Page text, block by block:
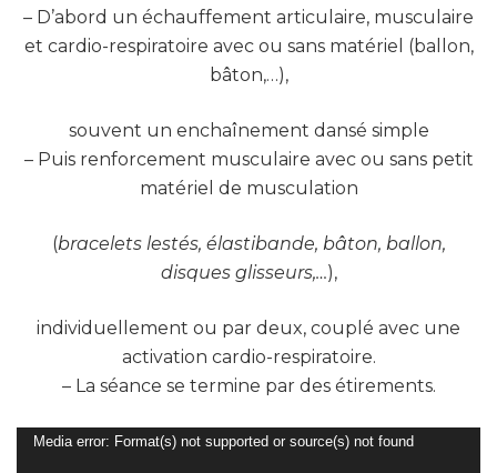
– D’abord un échauffement articulaire, musculaire
et cardio-respiratoire avec ou sans matériel (ballon,
bâton,…),
souvent un enchaînement dansé simple
– Puis renforcement musculaire avec ou sans petit
matériel de musculation
(bracelets lestés, élastibande, bâton, ballon,
disques glisseurs,…),
individuellement ou par deux, couplé avec une
activation cardio-respiratoire.
– La séance se termine par des étirements.
Lecteur
Media error: Format(s) not supported or source(s) not found